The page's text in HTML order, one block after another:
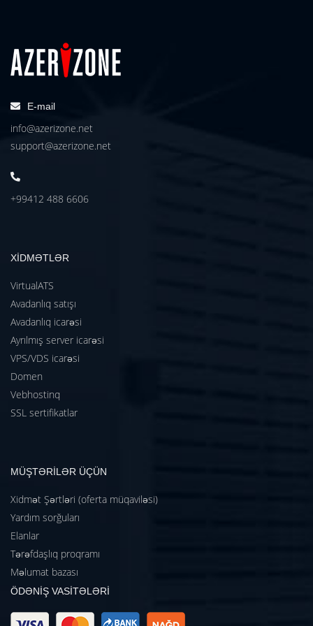
E-mail
info@azerizone.net
support@azerizone.net
+99412 488 6606
XİDMƏTLƏR
VirtualATS
Avadanlıq satışı
Avadanlıq icarəsi
Ayrılmış server icarəsi
VPS/VDS icarəsi
Domen
Vebhostinq
SSL sertifikatlar
MÜŞTƏRİLƏR ÜÇÜN
Xidmət Şərtləri (oferta müqaviləsi)
Yardım sorğuları
Elanlar
Tərəfdaşlıq proqramı
Məlumat bazası
ÖDƏNİŞ VASİTƏLƏRİ